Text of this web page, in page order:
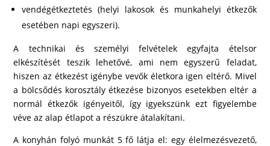
vendégétkeztetés (helyi lakosok és munkahelyi étkezők
esetében napi egyszeri).
A technikai és személyi felvételek egyfajta ételsor
elkészítését teszik lehetővé, ami nem egyszerű feladat,
hiszen az étkezést igénybe vevők életkora igen eltérő. Mivel
a bölcsődés korosztály étkezése bizonyos esetekben eltér a
normál étkezők igényeitől, így igyekszünk ezt figyelembe
véve az alap étlapot a részükre átalakítani.
A konyhán folyó munkát 5 fő látja el: egy élelmezésvezető,